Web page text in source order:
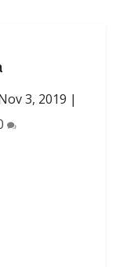
3, 2019 |